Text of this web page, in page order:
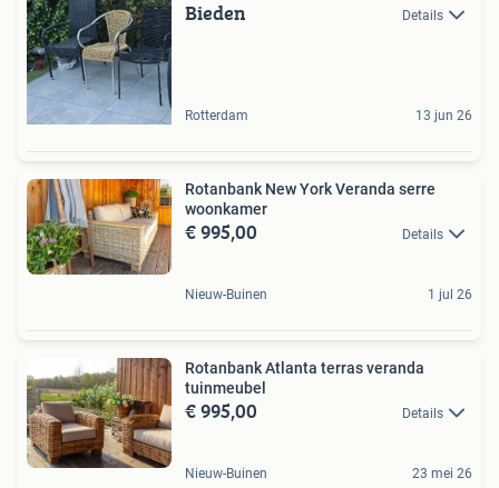
Bieden Details
Rotterdam 13 jun 26
Rotanbank New York Veranda serre
woonkamer
€ 995,00 Details
Nieuw-Buinen 1 jul 26
Rotanbank Atlanta terras veranda
tuinmeubel
€ 995,00 Details
Nieuw-Buinen 23 mei 26